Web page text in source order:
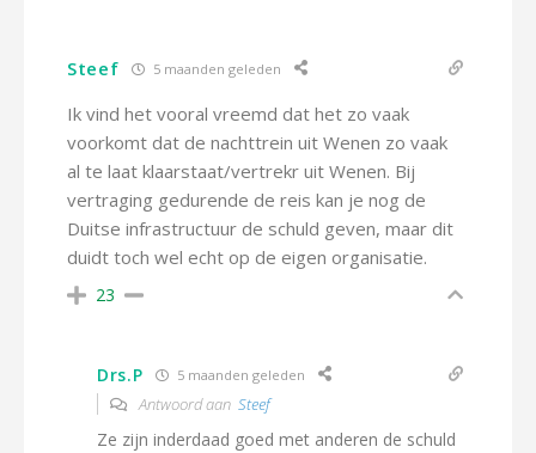
Steef 5 maanden geleden
Ik vind het vooral vreemd dat het zo vaak
voorkomt dat de nachttrein uit Wenen zo vaak
al te laat klaarstaat/vertrekr uit Wenen. Bij
vertraging gedurende de reis kan je nog de
Duitse infrastructuur de schuld geven, maar dit
duidt toch wel echt op de eigen organisatie.
23
Drs.P 5 maanden geleden
Antwoord aan Steef
Ze zijn inderdaad goed met anderen de schuld